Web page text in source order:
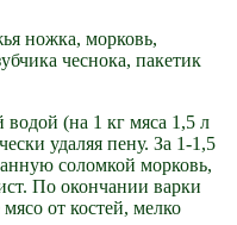
ножка, морковь,
чеснока, пакетик
(на 1 кг мяса 1,5 л
удаляя пену. За 1-1,5
соломкой морковь,
По окончании варки
от костей, мелко